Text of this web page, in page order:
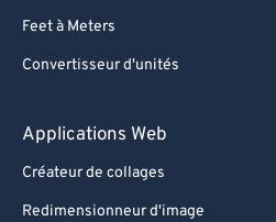
Feet à Meters
Convertisseur d'unités
Applications Web
Créateur de collages
Redimensionneur d'image